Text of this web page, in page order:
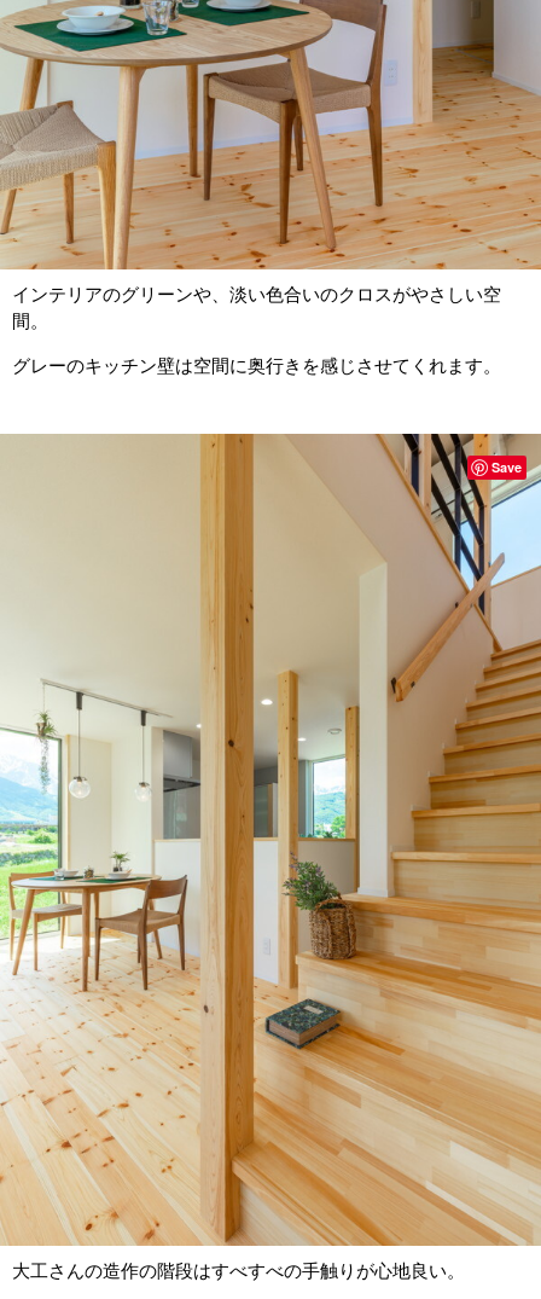
インテリアのグリーンや、淡い色合いのクロスがやさしい空
間。
グレーのキッチン壁は空間に奥行きを感じさせてくれます。
大工さんの造作の階段はすべすべの手触りが心地良い。
Save